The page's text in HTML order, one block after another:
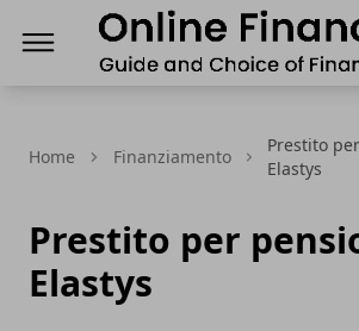
Home Finanziamento
Prestito
Elastys
Prestito per
Elastys